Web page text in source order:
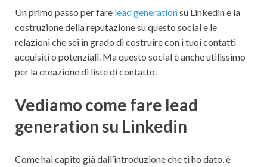
Un primo passo per fare lead generationsu Linkedin è la
costruzione della reputazione su questo social e le
relazioni che sei in grado di costruire con i tuoi contatti
acquisiti o potenziali. Ma questo social è anche utilissimo
per la creazione di liste di contatto.
Vediamo come fare lead
generation su Linkedin
Come hai capito già dall’introduzione che ti ho dato, è